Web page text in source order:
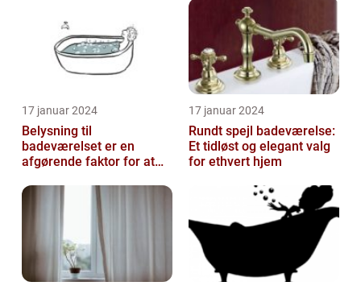
dit hjem
17 januar 2024
Belysning til
badeværelset er en
afgørende faktor for at
funktionalitet i rummet...
17 januar 2024
Rundt spejl badeværelse:
Et tidløst og elegant valg
for ethvert hjem